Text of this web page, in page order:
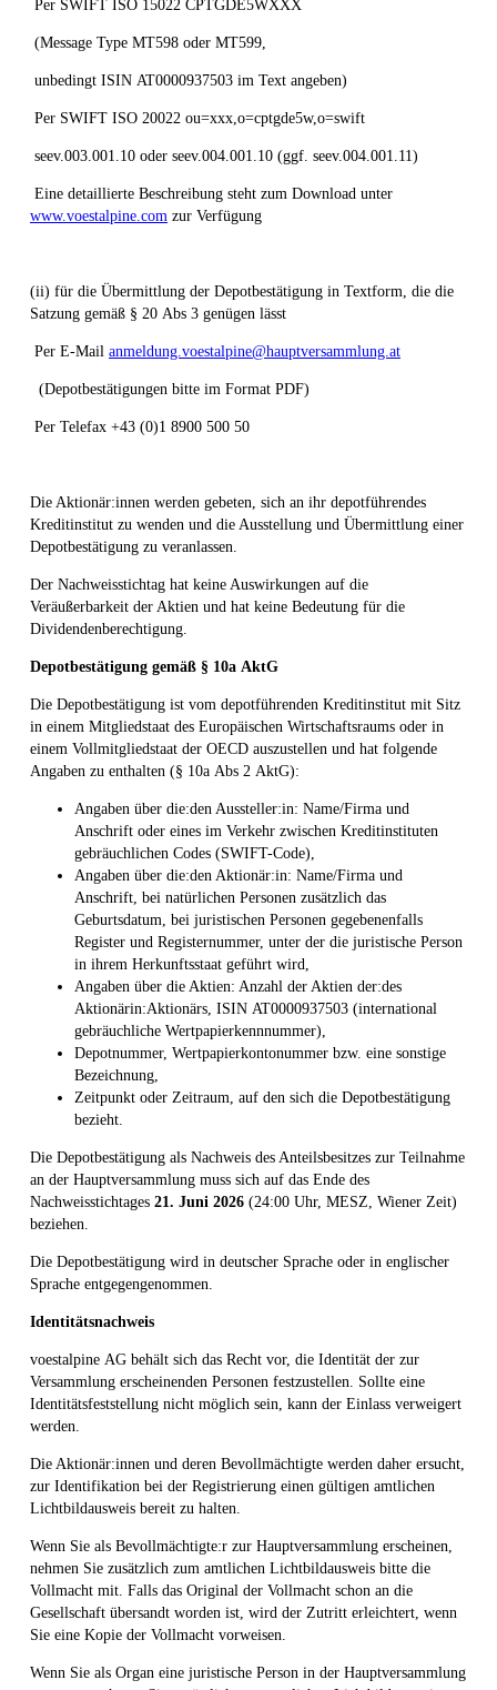
Per SWIFT ISO 15022 CPTGDE5WXXX
(Message Type MT598 oder MT599,
unbedingt ISIN AT0000937503 im Text angeben)
Per SWIFT ISO 20022 ou=xxx,o=cptgde5w,o=swift
seev.003.001.10 oder seev.004.001.10 (ggf. seev.004.001.11)
Eine detaillierte Beschreibung steht zum Download unter
www.voestalpine.com zur Verfügung
(ii) für die Übermittlung der Depotbestätigung in Textform, die die
Satzung gemäß § 20 Abs 3 genügen lässt
Per E-Mail anmeldung.voestalpine@hauptversammlung.at
(Depotbestätigungen bitte im Format PDF)
Per Telefax +43 (0)1 8900 500 50
Die Aktionär:innen werden gebeten, sich an ihr depotführendes
Kreditinstitut zu wenden und die Ausstellung und Übermittlung einer
Depotbestätigung zu veranlassen.
Der Nachweisstichtag hat keine Auswirkungen auf die
Veräußerbarkeit der Aktien und hat keine Bedeutung für die
Dividendenberechtigung.
Depotbestätigung gemäß § 10a AktG
Die Depotbestätigung ist vom depotführenden Kreditinstitut mit Sitz
in einem Mitgliedstaat des Europäischen Wirtschaftsraums oder in
einem Vollmitgliedstaat der OECD auszustellen und hat folgende
Angaben zu enthalten (§ 10a Abs 2 AktG):
Angaben über die:den Aussteller:in: Name/Firma und
Anschrift oder eines im Verkehr zwischen Kreditinstituten
gebräuchlichen Codes (SWIFT-Code),
Angaben über die:den Aktionär:in: Name/Firma und
Anschrift, bei natürlichen Personen zusätzlich das
Geburtsdatum, bei juristischen Personen gegebenenfalls
Register und Registernummer, unter der die juristische Person
in ihrem Herkunftsstaat geführt wird,
Angaben über die Aktien: Anzahl der Aktien der:des
Aktionärin:Aktionärs, ISIN AT0000937503 (international
gebräuchliche Wertpapierkennnummer),
Depotnummer, Wertpapierkontonummer bzw. eine sonstige
Bezeichnung,
Zeitpunkt oder Zeitraum, auf den sich die Depotbestätigung
bezieht.
Die Depotbestätigung als Nachweis des Anteilsbesitzes zur Teilnahme
an der Hauptversammlung muss sich auf das Ende des
Nachweisstichtages 21. Juni 2026 (24:00 Uhr, MESZ, Wiener Zeit)
beziehen.
Die Depotbestätigung wird in deutscher Sprache oder in englischer
Sprache entgegengenommen.
Identitätsnachweis
voestalpine AG behält sich das Recht vor, die Identität der zur
Versammlung erscheinenden Personen festzustellen. Sollte eine
Identitätsfeststellung nicht möglich sein, kann der Einlass verweigert
werden.
Die Aktionär:innen und deren Bevollmächtigte werden daher ersucht,
zur Identifikation bei der Registrierung einen gültigen amtlichen
Lichtbildausweis bereit zu halten.
Wenn Sie als Bevollmächtigte:r zur Hauptversammlung erscheinen,
nehmen Sie zusätzlich zum amtlichen Lichtbildausweis bitte die
Vollmacht mit. Falls das Original der Vollmacht schon an die
Gesellschaft übersandt worden ist, wird der Zutritt erleichtert, wenn
Sie eine Kopie der Vollmacht vorweisen.
Wenn Sie als Organ eine juristische Person in der Hauptversammlung